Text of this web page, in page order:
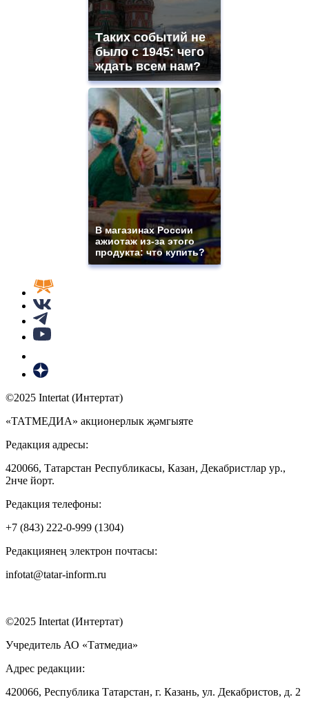
Таких событий не
было с 1945: чего
ждать всем нам?
В магазинах России
ажиотаж из-за этого
продукта: что купить?
©2025 Intertat (Интертат)
«ТАТМЕДИА» акционерлык җәмгыяте
Редакция адресы:
420066, Татарстан Республикасы, Казан, Декабристлар ур.,
2нче йорт.
Редакция телефоны:
+7 (843) 222-0-999 (1304)
Редакциянең электрон почтасы:
infotat@tatar-inform.ru
©2025 Intertat (Интертат)
Учредитель АО «Татмедиа»
Адрес редакции:
420066, Республика Татарстан, г. Казань, ул. Декабристов, д. 2